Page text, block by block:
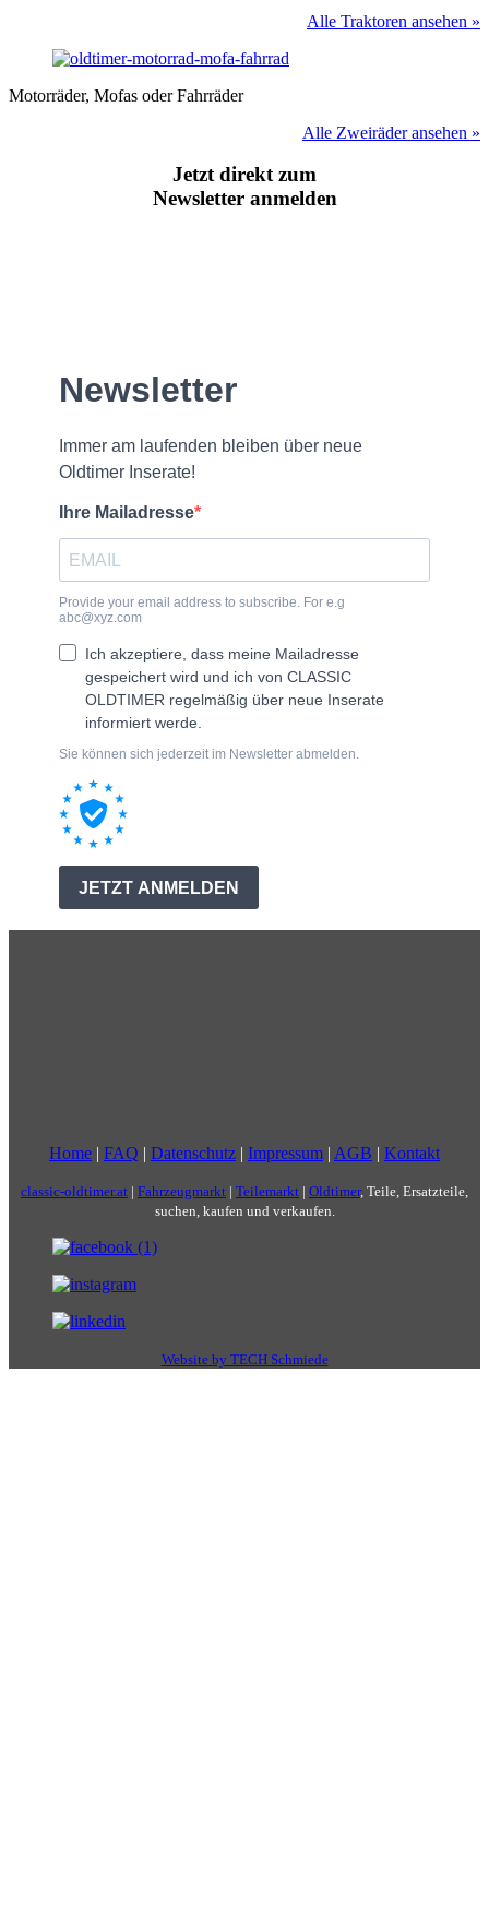
Alle Traktoren ansehen »
Motorräder, Mofas oder Fahrräder
Alle Zweiräder ansehen »
Jetzt direkt zum
Newsletter anmelden
Home | FAQ | Datenschutz | Impressum | AGB | Kontakt
classic-oldtimer.at | Fahrzeugmarkt | Teilemarkt | Oldtimer, Teile, Ersatzteile,
suchen, kaufen und verkaufen.
Website by TECH Schmiede